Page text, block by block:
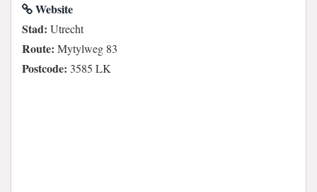
Website
Stad: Utrecht
Route: Mytylweg 83
Postcode: 3585 LK